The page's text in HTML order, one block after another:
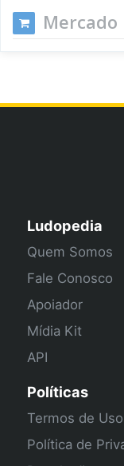
Mercado
Ludopedia
Quem Somos
Fale Conosco
Apoiador
Mídia Kit
API
Políticas
Termos de Uso
Política de